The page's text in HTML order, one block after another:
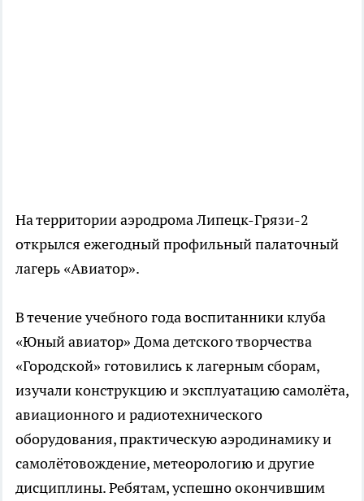
На территории аэродрома Липецк-Грязи-2
открылся ежегодный профильный палаточный
лагерь «Авиатор».
В течение учебного года воспитанники клуба
«Юный авиатор» Дома детского творчества
«Городской» готовились к лагерным сборам,
изучали конструкцию и эксплуатацию самолёта,
авиационного и радиотехнического
оборудования, практическую аэродинамику и
самолётовождение, метеорологию и другие
дисциплины. Ребятам, успешно окончившим